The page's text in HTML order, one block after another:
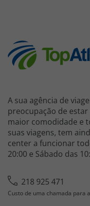
A sua agência de
preocupação de
maior comodidade e
suas viagens, tem
center a funcionar
20:00 e Sábado das
218 925 471
Custo de uma chamada para